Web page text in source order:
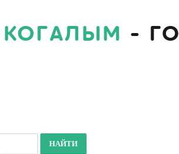
КОГАЛЫМ -